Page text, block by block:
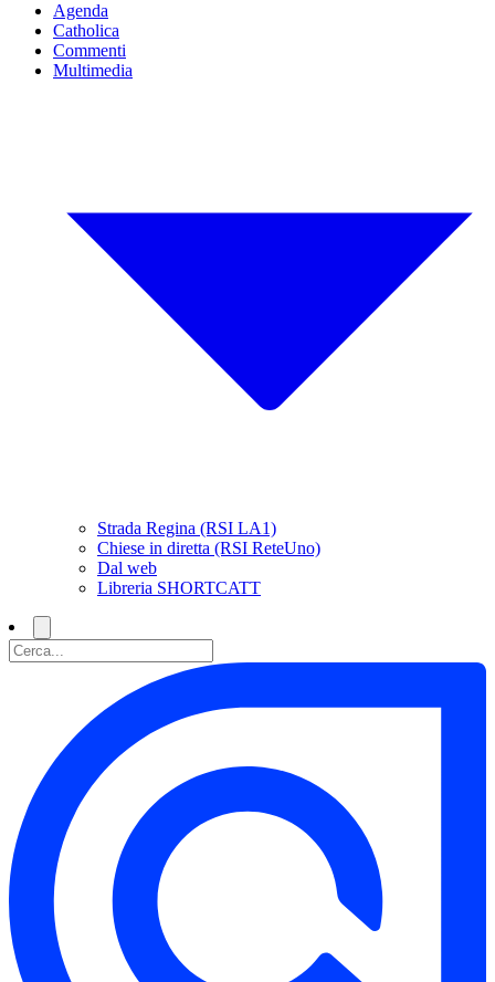
Agenda
Catholica
Commenti
Multimedia
Strada Regina (RSI LA1)
Chiese in diretta (RSI ReteUno)
Dal web
Libreria SHORTCATT